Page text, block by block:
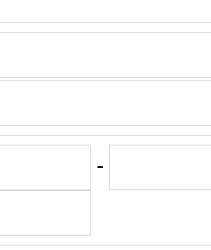
-